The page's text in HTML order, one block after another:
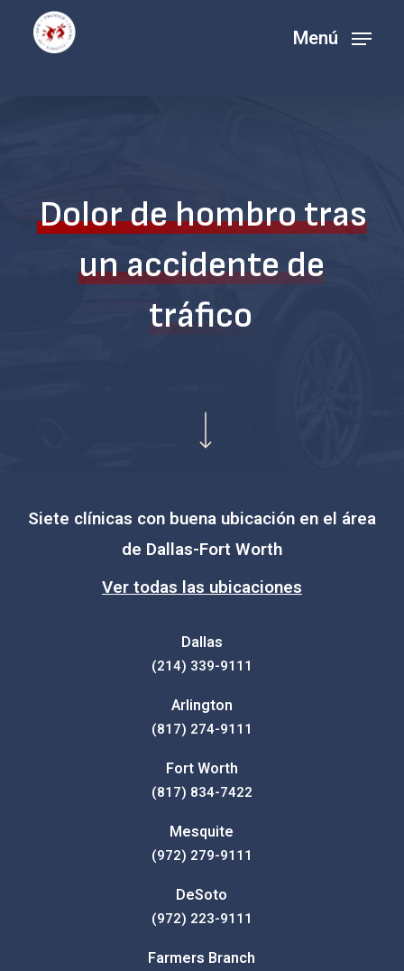
Menú
Dolor de hombro tras
un accidente de
tráfico
Siete clínicas con buena ubicación en el área
de Dallas-Fort Worth
Ver todas las ubicaciones
Dallas
(214) 339-9111
Arlington
(817) 274-9111
Fort Worth
(817) 834-7422
Mesquite
(972) 279-9111
DeSoto
(972) 223-9111
Farmers Branch